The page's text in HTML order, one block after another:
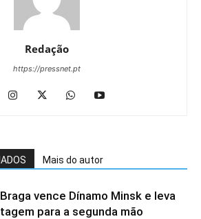
Redação
https://pressnet.pt
Mais do autor
vence Dínamo Minsk e leva
para a segunda mão